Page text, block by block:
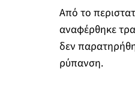
Από το
αναφέρθηκε
δεν
ρύπανση.